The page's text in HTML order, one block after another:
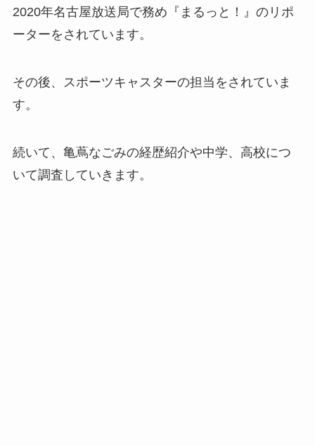
2020年名古屋放送局で務め『まるっと！』のリポ
ーターをされています。
その後、スポーツキャスターの担当をされていま
す。
続いて、亀蔦なごみの経歴紹介や中学、高校につ
いて調査していきます。